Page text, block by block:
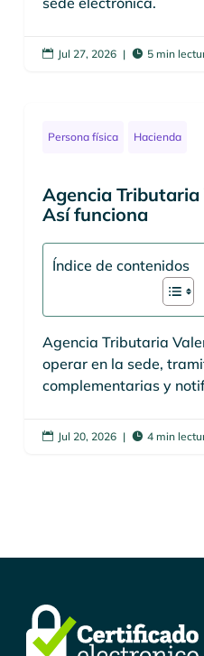
 Jul 27, 2026 |  5 min
Persona física Hacienda
Agencia Tributaria
Así funciona
Índice de contenidos
Agencia Tributaria
operar en la sede,
complementarias y
 Jul 20, 2026 |  4 min